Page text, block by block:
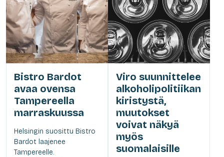
Bistro Bardot
avaa ovensa
Tampereella
marraskuussa
Helsingin suosittu Bistro
Bardot laajenee
Tampereelle.
Viro suunnittelee
alkoholipolitiikan
kiristystä,
muutokset
voivat näkyä
myös
suomalaisille